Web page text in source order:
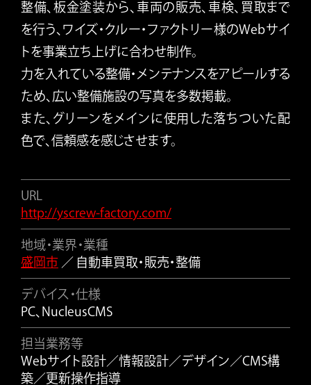
整備、板金塗装から、車両の販売、車検、買取まで
を行う、ワイズ・クルー・ファクトリー様のWebサイ
トを事業立ち上げに合わせ制作。
力を入れている整備・メンテナンスをアピールする
ため、広い整備施設の写真を多数掲載。
また、グリーンをメインに使用した落ちついた配
色で、信頼感を感じさせます。
URL
http://yscrew-factory.com/
地域・業界・業種
盛岡市 ／ 自動車買取・販売・整備
デバイス・仕様
PC、NucleusCMS
担当業務等
Webサイト設計／情報設計／デザイン／CMS構
築／更新操作指導